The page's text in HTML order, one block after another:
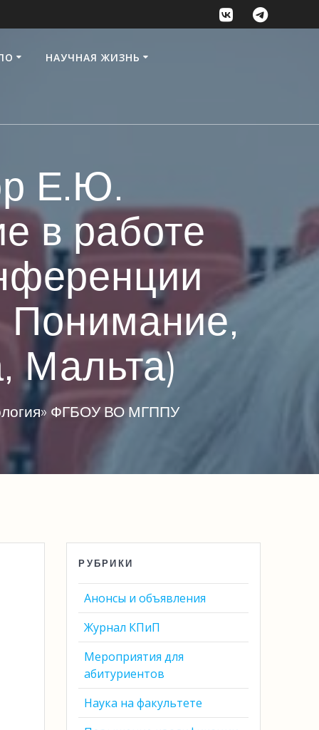
НАУЧНАЯ ЖИЗНЬ
Е.Ю.
в работе
Мальта)
ФГБОУ ВО МГППУ
РУБРИКИ
Анонсы и объявления
Журнал КПиП
Мероприятия для
абитуриентов
Наука на факультете